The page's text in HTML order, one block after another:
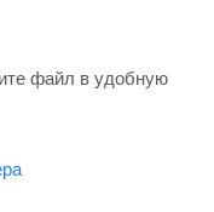
файл в удобную